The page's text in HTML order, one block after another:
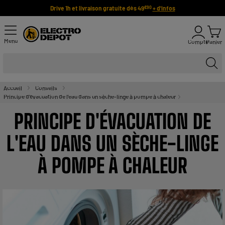
Drive 1h et livraison gratuite dès 49€90 + d'infos
Menu ComptePanier
Accueil
Conseils
Principe d'évacuation de l'eau dans un sèche-linge à pompe à chaleur
PRINCIPE D'ÉVACUATION DE
L'EAU DANS UN SÈCHE-LINGE
À POMPE À CHALEUR